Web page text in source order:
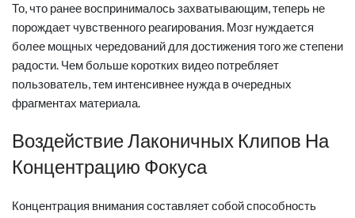
То, что ранее воспринималось захватывающим, теперь не
порождает чувственного реагирования. Мозг нуждается
более мощных чередований для достижения того же степени
радости. Чем больше коротких видео потребляет
пользователь, тем интенсивнее нужда в очередных
фрагментах материала.
Воздействие Лаконичных Клипов На
Концентрацию Фокуса
Концентрация внимания составляет собой способность